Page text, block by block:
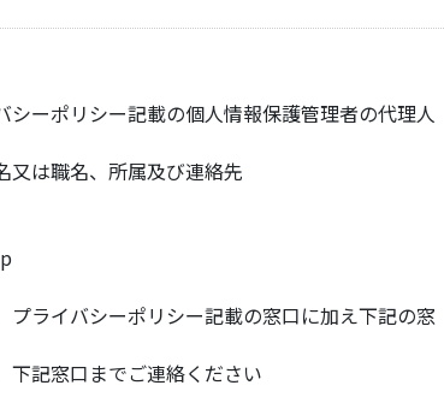
ーポリシー記載の個人情報保護管理者の代理人
は職名、所属及び連絡先
ライバシーポリシー記載の窓口に加え下記の窓
記窓口までご連絡ください